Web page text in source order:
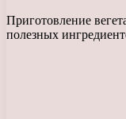
Приготовление
полезных